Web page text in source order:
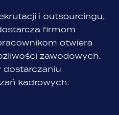
i outsourcingu,
firmom
otwiera
zawodowych.
dostarczaniu
kadrowych.